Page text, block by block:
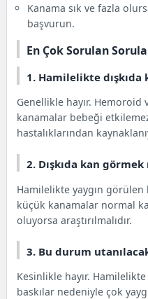
Kanama sık ve fazla
başvurun.
En Çok Sorulan
1. Hamilelikte
Genellikle hayır. Hemoroid
kanamalar bebeği
hastalıklarından
2. Dışkıda kan
Hamilelikte yaygın görülen
küçük kanamalar normal
oluyorsa araştırılmalıdır.
3. Bu durum
Kesinlikle hayır.
baskılar nedeniyle çok